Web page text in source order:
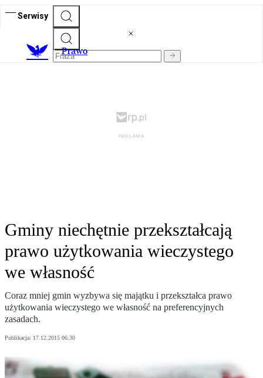
Serwisy
Prawo
Gminy niechętnie przekształcają
prawo użytkowania wieczystego
we własność
Coraz mniej gmin wyzbywa się majątku i przekształca prawo
użytkowania wieczystego we własność na preferencyjnych
zasadach.
Publikacja: 17.12.2015 06:30